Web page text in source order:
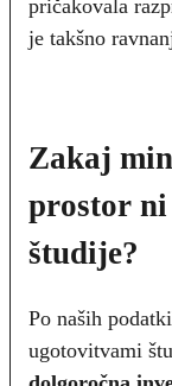
pričakovala
je takšno
Zakaj
prostor
študije?
Po naših
ugotovitvami